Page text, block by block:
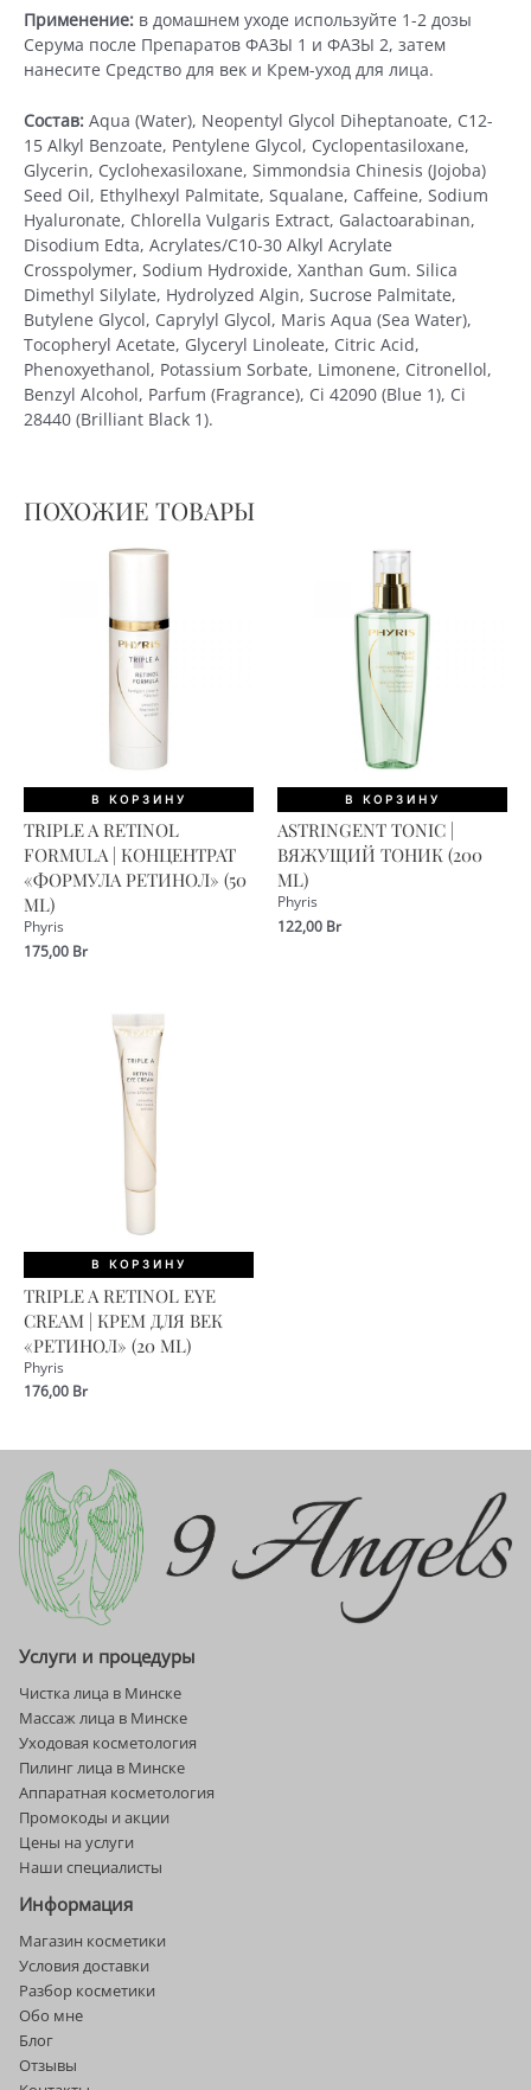
Применение: в домашнем уходе используйте 1-2 дозы
Серума после Препаратов ФАЗЫ 1 и ФАЗЫ 2, затем
нанесите Средство для век и Крем-уход для лица.
Состав: Aqua (Water), Neopentyl Glycol Diheptanoate, C12-
15 Alkyl Benzoate, Pentylene Glycol, Cyclopentasiloxane,
Glycerin, Cyclohexasiloxane, Simmondsia Chinesis (Jojoba)
Seed Oil, Ethylhexyl Palmitate, Squalane, Caffeine, Sodium
Hyaluronate, Chlorella Vulgaris Extract, Galactoarabinan,
Disodium Edta, Acrylates/C10-30 Alkyl Acrylate
Crosspolymer, Sodium Hydroxide, Xanthan Gum. Silica
Dimethyl Silylate, Hydrolyzed Algin, Sucrose Palmitate,
Butylene Glycol, Caprylyl Glycol, Maris Aqua (Sea Water),
Tocopheryl Acetate, Glyceryl Linoleate, Citric Acid,
Phenoxyethanol, Potassium Sorbate, Limonene, Citronellol,
Benzyl Alcohol, Parfum (Fragrance), Ci 42090 (Blue 1), Ci
28440 (Brilliant Black 1).
ПОХОЖИЕ ТОВАРЫ
В КОРЗИНУ
TRIPLE A RETINOL
FORMULA | КОНЦЕНТРАТ
«ФОРМУЛА РЕТИНОЛ» (50
ML)
Phyris
175,00 Br
В КОРЗИНУ
ASTRINGENT TONIC |
ВЯЖУЩИЙ ТОНИК (200
ML)
Phyris
122,00 Br
В КОРЗИНУ
TRIPLE A RETINOL EYE
CREAM | КРЕМ ДЛЯ ВЕК
«РЕТИНОЛ» (20 ML)
Phyris
176,00 Br
Услуги и процедуры
Чистка лица в Минске
Массаж лица в Минске
Уходовая косметология
Пилинг лица в Минске
Аппаратная косметология
Промокоды и акции
Цены на услуги
Наши специалисты
Информация
Магазин косметики
Условия доставки
Разбор косметики
Обо мне
Блог
Отзывы